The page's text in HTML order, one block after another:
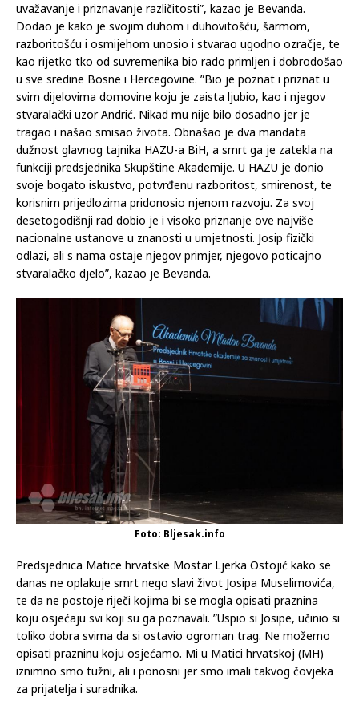
uvažavanje i priznavanje različitosti”, kazao je Bevanda.
Dodao je kako je svojim duhom i duhovitošću, šarmom,
razboritošću i osmijehom unosio i stvarao ugodno ozračje, te
kao rijetko tko od suvremenika bio rado primljen i dobrodošao
u sve sredine Bosne i Hercegovine. ”Bio je poznat i priznat u
svim dijelovima domovine koju je zaista ljubio, kao i njegov
stvaralački uzor Andrić. Nikad mu nije bilo dosadno jer je
tragao i našao smisao života. Obnašao je dva mandata
dužnost glavnog tajnika HAZU-a BiH, a smrt ga je zatekla na
funkciji predsjednika Skupštine Akademije. U HAZU je donio
svoje bogato iskustvo, potvrđenu razboritost, smirenost, te
korisnim prijedlozima pridonosio njenom razvoju. Za svoj
desetogodišnji rad dobio je i visoko priznanje ove najviše
nacionalne ustanove u znanosti u umjetnosti. Josip fizički
odlazi, ali s nama ostaje njegov primjer, njegovo poticajno
stvaralačko djelo”, kazao je Bevanda.
Foto: Bljesak.info
Predsjednica Matice hrvatske Mostar Ljerka Ostojić kako se
danas ne oplakuje smrt nego slavi život Josipa Muselimovića,
te da ne postoje riječi kojima bi se mogla opisati praznina
koju osjećaju svi koji su ga poznavali. ”Uspio si Josipe, učinio si
toliko dobra svima da si ostavio ogroman trag. Ne možemo
opisati prazninu koju osjećamo. Mi u Matici hrvatskoj (MH)
iznimno smo tužni, ali i ponosni jer smo imali takvog čovjeka
za prijatelja i suradnika.